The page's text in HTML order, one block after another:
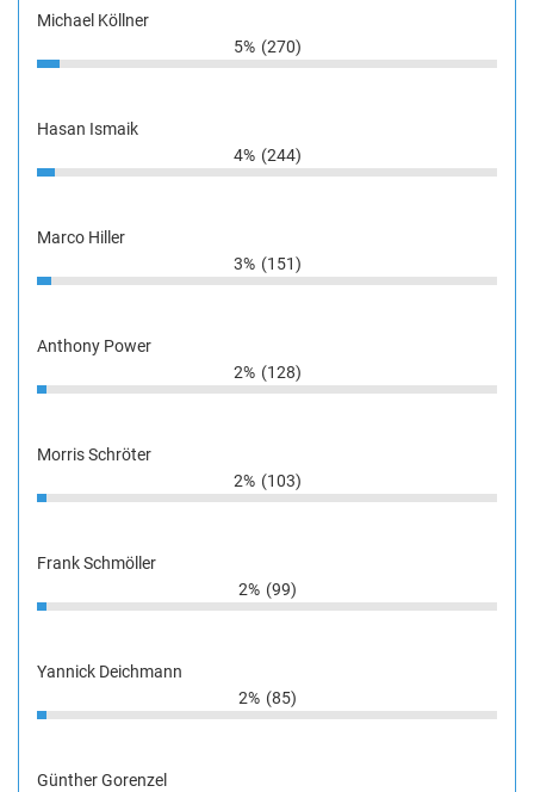
Michael Köllner
5% (270)
Hasan Ismaik
4% (244)
Marco Hiller
3% (151)
Anthony Power
2% (128)
Morris Schröter
2% (103)
Frank Schmöller
2% (99)
Yannick Deichmann
2% (85)
Günther Gorenzel